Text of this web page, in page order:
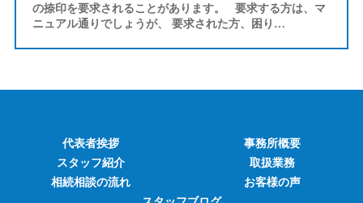
の捺印を要求されることがあります。 要求する方は、マ
ニュアル通りでしょうが、 要求された方、困り…
代表者挨拶
事務所概要
スタッフ紹介
取扱業務
相続相談の流れ
お客様の声